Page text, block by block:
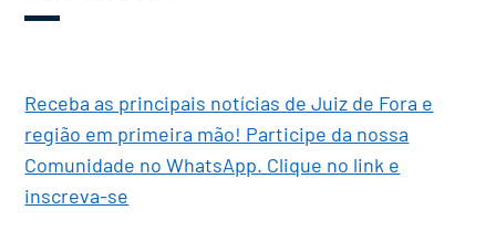
Receba as principais notícias de Juiz de Fora e
região em primeira mão! Participe da nossa
Comunidade no WhatsApp. Clique no link e
inscreva-se